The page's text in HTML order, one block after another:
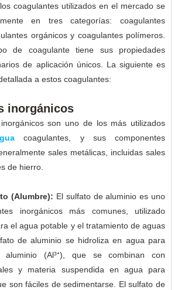
coagulantes utilizados en el mercado se
en tres categorías: coagulantes
orgánicos y coagulantes polímeros.
de coagulante tiene sus propiedades
de aplicación únicos. La siguiente es
a estos coagulantes:
inorgánicos
son uno de los más utilizados
coagulantes, y sus componentes
sales metálicas, incluidas sales
de hierro.
(Alumbre): El sulfato de aluminio es uno
inorgánicos más comunes, utilizado
el agua potable y el tratamiento de aguas
de aluminio se hidroliza en agua para
(Al³⁺), que se combinan con
y materia suspendida en agua para
son fáciles de sedimentarse. El sulfato de